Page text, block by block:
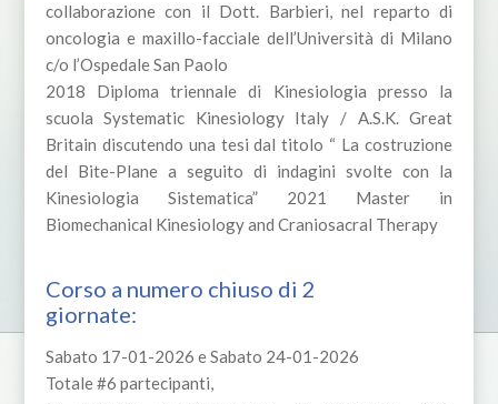
collaborazione con il Dott. Barbieri, nel reparto di
oncologia e maxillo-facciale dell’Università di Milano
c/o l’Ospedale San Paolo
2018 Diploma triennale di Kinesiologia presso la
scuola Systematic Kinesiology Italy / A.S.K. Great
Britain discutendo una tesi dal titolo “ La costruzione
del Bite-Plane a seguito di indagini svolte con la
Kinesiologia Sistematica” 2021 Master in
Biomechanical Kinesiology and Craniosacral Therapy
Corso a numero chiuso di 2
giornate:
Sabato 17-01-2026 e Sabato 24-01-2026
Totale #6 partecipanti,